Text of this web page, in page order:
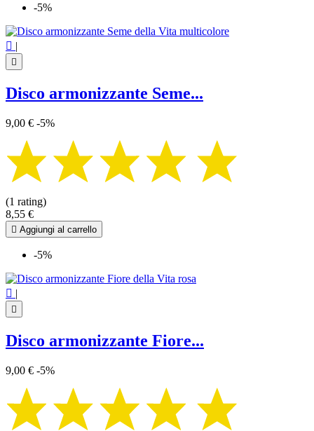
-5%
 |

Disco armonizzante Seme...
9,00 € -5%
(1 rating)
8,55 €
 Aggiungi al carrello
-5%
 |

Disco armonizzante Fiore...
9,00 € -5%